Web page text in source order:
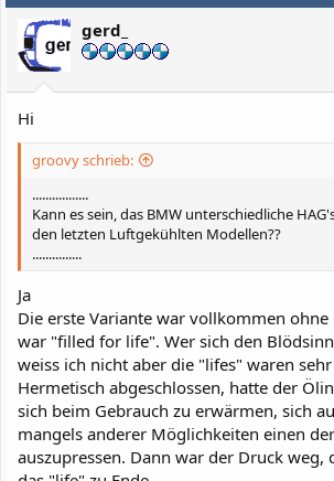
n
e
n
gerd_
Hi
groovy schrieb:
.................
Kann es sein, das BMW unterschiedliche
den letzten Luftgekühlten Modellen??
...............
Ja
Die erste Variante war vollkommen ohne
war "filled for life". Wer sich den
weiss ich nicht aber die "lifes" waren
Hermetisch abgeschlossen, hatte der
sich beim Gebrauch zu erwärmen, sich
mangels anderer Möglichkeiten einen
auszupressen. Dann war der Druck weg,